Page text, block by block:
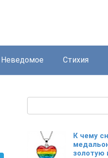
Неведомое Стихия
К чему
золотую